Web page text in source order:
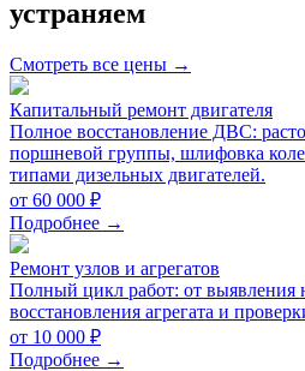
устраняем
Смотреть все цены →
Капитальный ремонт двигателя
Полное восстановление ДВС:
поршневой группы, шлифовка
типами дизельных двигателей.
от 60 000 ₽
Подробнее →
Ремонт узлов и агрегатов
Полный цикл работ: от выявления
восстановления агрегата и
от 10 000 ₽
Подробнее →